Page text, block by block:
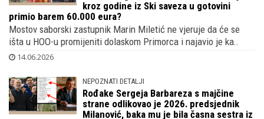
IMA NEKA TAJNA VEZA
Zašto Dragan Primorac ne izbaci Krajača
iz izbornog stožera nakon otkrića da je
kroz godine iz Ski saveza u gotovini
primio barem 60.000 eura?
Mostov saborski zastupnik Marin Miletić ne vjeruje da će se
išta u HOO-u promijeniti dolaskom Primorca i najavio je ka..
14.06.2026
NEPOZNATI DETALJI